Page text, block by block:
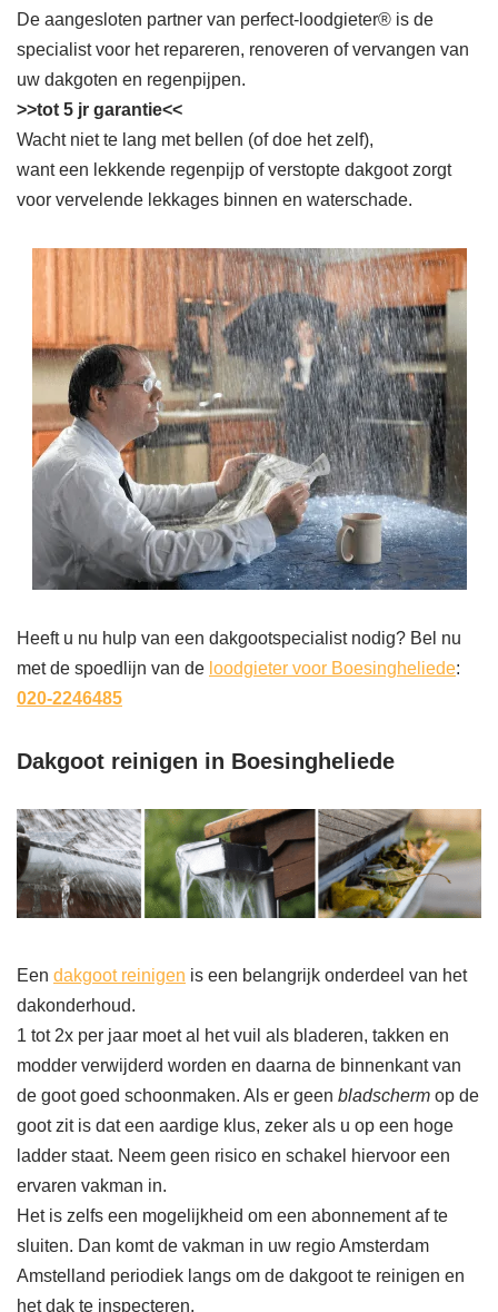
De aangesloten partner van perfect-loodgieter® is de
specialist voor het repareren, renoveren of vervangen van
uw dakgoten en regenpijpen.
>>tot 5 jr garantie<<
Wacht niet te lang met bellen (of doe het zelf),
want een lekkende regenpijp of verstopte dakgoot zorgt
voor vervelende lekkages binnen en waterschade.
Heeft u nu hulp van een dakgootspecialist nodig? Bel nu
met de spoedlijn van de loodgieter voor Boesingheliede:
020-2246485
Dakgoot reinigen in Boesingheliede
Een dakgoot reinigen is een belangrijk onderdeel van het
dakonderhoud.
1 tot 2x per jaar moet al het vuil als bladeren, takken en
modder verwijderd worden en daarna de binnenkant van
de goot goed schoonmaken. Als er geen bladscherm op de
goot zit is dat een aardige klus, zeker als u op een hoge
ladder staat. Neem geen risico en schakel hiervoor een
ervaren vakman in.
Het is zelfs een mogelijkheid om een abonnement af te
sluiten. Dan komt de vakman in uw regio Amsterdam
Amstelland periodiek langs om de dakgoot te reinigen en
het dak te inspecteren.